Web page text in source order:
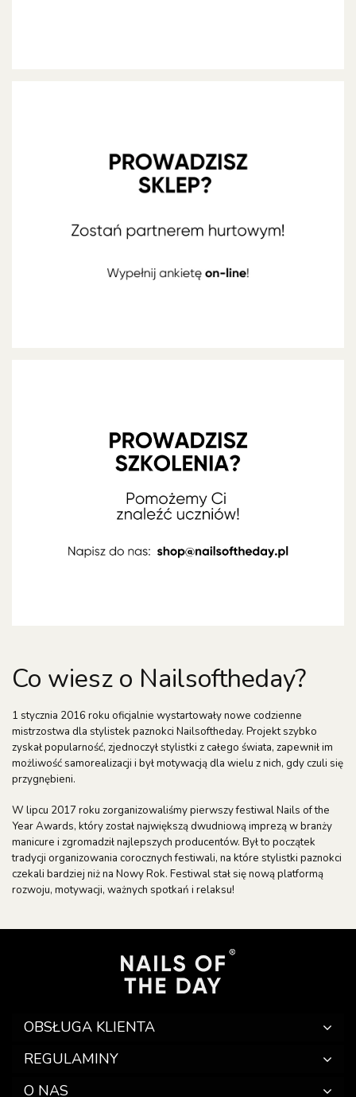
Co wiesz o Nailsoftheday?
1 stycznia 2016 roku oficjalnie wystartowały nowe codzienne
mistrzostwa dla stylistek paznokci Nailsoftheday. Projekt szybko
zyskał popularność, zjednoczył stylistki z całego świata, zapewnił im
możliwość samorealizacji i był motywacją dla wielu z nich, gdy czuli się
przygnębieni.
W lipcu 2017 roku zorganizowaliśmy pierwszy festiwal Nails of the
Year Awards, który został największą dwudniową imprezą w branży
manicure i zgromadził najlepszych producentów. Był to początek
tradycji organizowania corocznych festiwali, na które stylistki paznokci
czekali bardziej niż na Nowy Rok. Festiwal stał się nową platformą
rozwoju, motywacji, ważnych spotkań i relaksu!
OBSŁUGA KLIENTA
REGULAMINY
O NAS